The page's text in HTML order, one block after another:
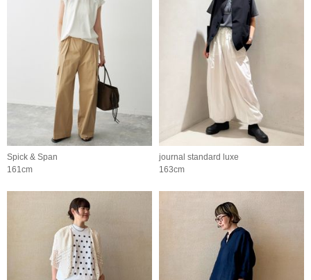
Spick & Span
161cm
journal standard luxe
163cm